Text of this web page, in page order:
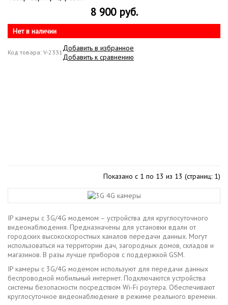
8 900 руб.
Нет в наличии
Код товара: V-2331Добавить в избранное
Добавить к сравнению
Показано с 1 по 13 из 13 (страниц: 1)
IP камеры с 3G/4G модемом – устройства для круглосуточного
видеонаблюдения. Предназначены для установки вдали от
городских высокоскоростных каналов передачи данных. Могут
использоваться на территории дач, загородных домов, складов и
магазинов. В разы лучше приборов с поддержкой GSM.
IP камеры с 3G/4G модемом используют для передачи данных
беспроводной мобильный интернет. Подключаются устройства
системы безопасности посредством Wi-Fi роутера. Обеспечивают
круглосуточное видеонаблюдение в режиме реального времени.